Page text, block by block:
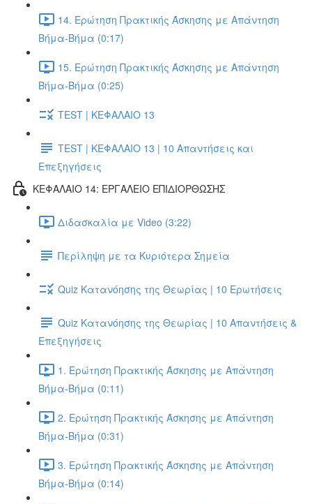
14. Ερώτηση Πρακτικής Άσκησης με Απάντηση
Βήμα-Βήμα (0:17)
15. Ερώτηση Πρακτικής Άσκησης με Απάντηση
Βήμα-Βήμα (0:25)
TEST | ΚΕΦΑΛΑΙΟ 13
TEST | ΚΕΦΑΛΑΙΟ 13 | 10 Απαντήσεις και
Επεξηγήσεις
ΚΕΦΑΛΑΙΟ 14: ΕΡΓΑΛΕΙΟ ΕΠΙΔΙΟΡΘΩΣΗΣ
Διδασκαλία με Video (3:22)
Περίληψη με τα Κυριότερα Σημεία
Quiz Κατανόησης της Θεωρίας | 10 Ερωτήσεις
Quiz Κατανόησης της Θεωρίας | 10 Απαντήσεις &
Επεξηγήσεις
1. Ερώτηση Πρακτικής Άσκησης με Απάντηση
Βήμα-Βήμα (0:11)
2. Ερώτηση Πρακτικής Άσκησης με Απάντηση
Βήμα-Βήμα (0:31)
3. Ερώτηση Πρακτικής Άσκησης με Απάντηση
Βήμα-Βήμα (0:14)